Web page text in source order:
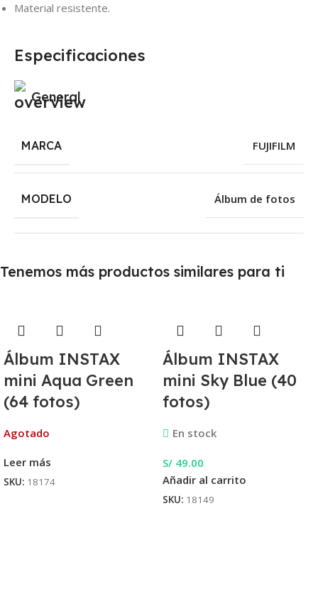
Material resistente.
Especificaciones
General
MARCA FUJIFILM
MODELO Álbum de fotos
Tenemos más productos similares para ti
Álbum INSTAX
mini Aqua Green
(64 fotos)
Agotado
Leer más
SKU: 18174
Álbum INSTAX
mini Sky Blue (40
fotos)
En stock
S/ 49.00
Añadir al carrito
SKU: 18149